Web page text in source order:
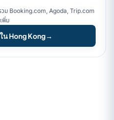
วม Booking.com, Agoda, Trip.com
พิ่ม
น Hong Kong→